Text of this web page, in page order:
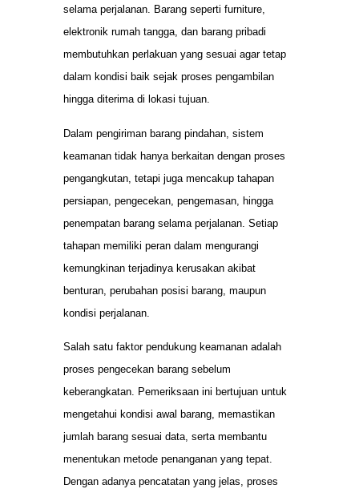
selama perjalanan. Barang seperti furniture,
elektronik rumah tangga, dan barang pribadi
membutuhkan perlakuan yang sesuai agar tetap
dalam kondisi baik sejak proses pengambilan
hingga diterima di lokasi tujuan.
Dalam pengiriman barang pindahan, sistem
keamanan tidak hanya berkaitan dengan proses
pengangkutan, tetapi juga mencakup tahapan
persiapan, pengecekan, pengemasan, hingga
penempatan barang selama perjalanan. Setiap
tahapan memiliki peran dalam mengurangi
kemungkinan terjadinya kerusakan akibat
benturan, perubahan posisi barang, maupun
kondisi perjalanan.
Salah satu faktor pendukung keamanan adalah
proses pengecekan barang sebelum
keberangkatan. Pemeriksaan ini bertujuan untuk
mengetahui kondisi awal barang, memastikan
jumlah barang sesuai data, serta membantu
menentukan metode penanganan yang tepat.
Dengan adanya pencatatan yang jelas, proses